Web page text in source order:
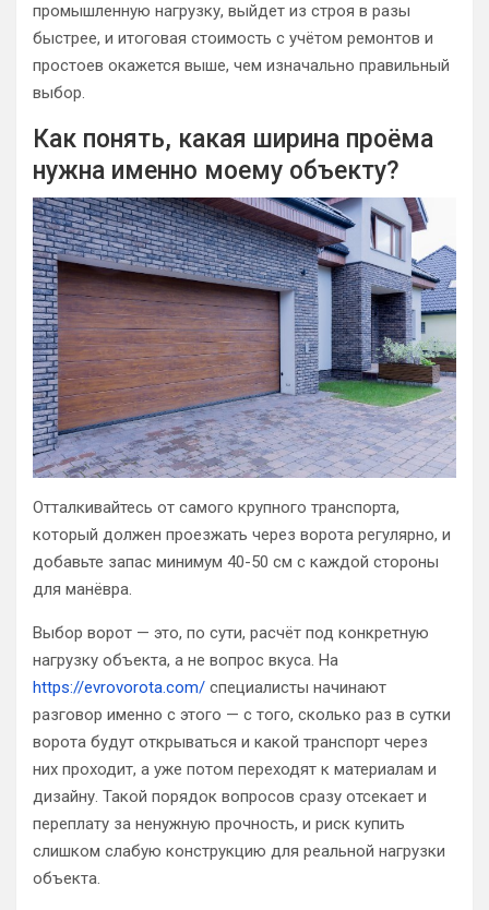
промышленную нагрузку, выйдет из строя в разы
быстрее, и итоговая стоимость с учётом ремонтов и
простоев окажется выше, чем изначально правильный
выбор.
Как понять, какая ширина проёма
нужна именно моему объекту?
Отталкивайтесь от самого крупного транспорта,
который должен проезжать через ворота регулярно, и
добавьте запас минимум 40-50 см с каждой стороны
для манёвра.
Выбор ворот — это, по сути, расчёт под конкретную
нагрузку объекта, а не вопрос вкуса. На
https://evrovorota.com/ специалисты начинают
разговор именно с этого — с того, сколько раз в сутки
ворота будут открываться и какой транспорт через
них проходит, а уже потом переходят к материалам и
дизайну. Такой порядок вопросов сразу отсекает и
переплату за ненужную прочность, и риск купить
слишком слабую конструкцию для реальной нагрузки
объекта.